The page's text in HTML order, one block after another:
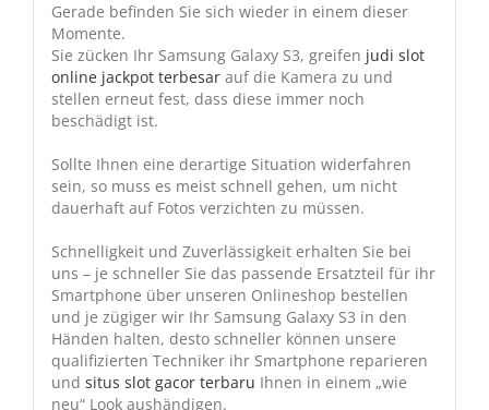
Gerade befinden Sie sich wieder in einem dieser
Momente.
Sie zücken Ihr Samsung Galaxy S3, greifen judi slot
online jackpot terbesarauf die Kamera zu und
stellen erneut fest, dass diese immer noch
beschädigt ist.
Sollte Ihnen eine derartige Situation widerfahren
sein, so muss es meist schnell gehen, um nicht
dauerhaft auf Fotos verzichten zu müssen.
Schnelligkeit und Zuverlässigkeit erhalten Sie bei
uns – je schneller Sie das passende Ersatzteil für ihr
Smartphone über unseren Onlineshop bestellen
und je zügiger wir Ihr Samsung Galaxy S3 in den
Händen halten, desto schneller können unsere
qualifizierten Techniker ihr Smartphone reparieren
und situs slot gacor terbaru Ihnen in einem „wie
neu“ Look aushändigen.